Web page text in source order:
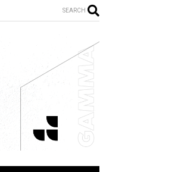
SEARCH